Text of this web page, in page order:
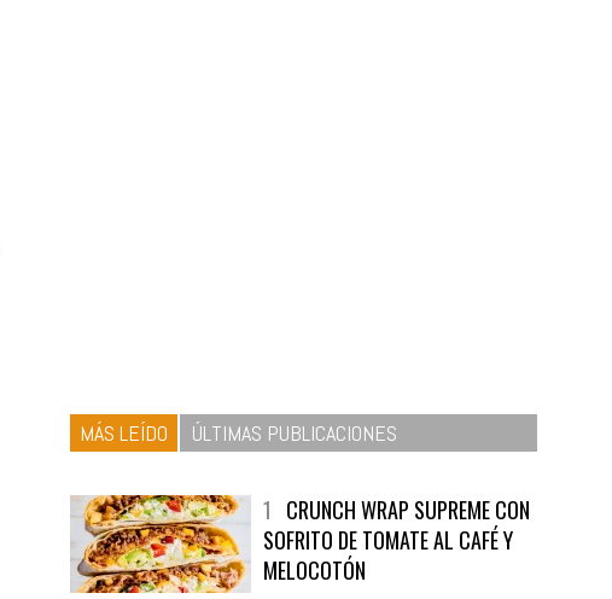
MÁS LEÍDO ÚLTIMAS PUBLICACIONES